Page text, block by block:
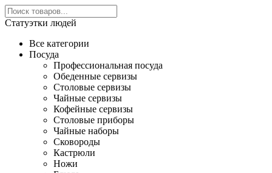
Статуэтки людей
Все категории
Посуда
Профессиональная посуда
Обеденные сервизы
Столовые сервизы
Чайные сервизы
Кофейные сервизы
Столовые приборы
Чайные наборы
Сковороды
Кастрюли
Ножи